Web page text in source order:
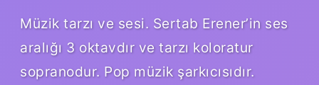
Müzik tarzı ve sesi. Sertab Erener’in ses
aralığı 3 oktavdır ve tarzı koloratur
sopranodur. Pop müzik şarkıcısıdır.